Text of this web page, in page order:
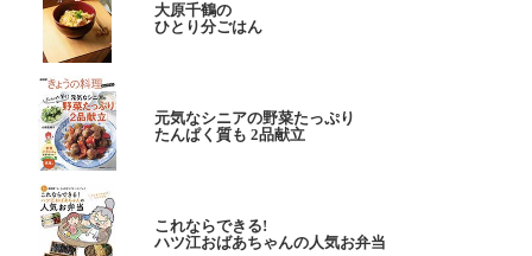
大原千鶴の
ひとり分ごはん
元気なシニアの野菜たっぷり
たんぱく質も 2品献立
これならできる!
ハツ江おばあちゃんの人気お弁当